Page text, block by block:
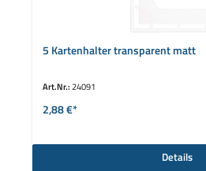
5 Kartenhalter transparent matt
Art.Nr.:24091
2,88 €*
Details